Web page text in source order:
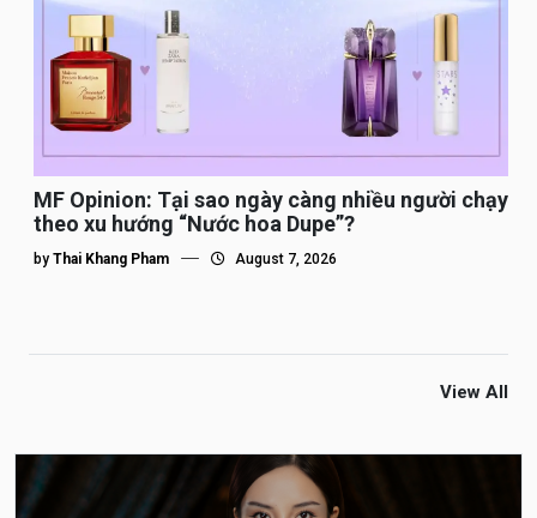
MF Opinion: Tại sao ngày càng nhiều người chạy
theo xu hướng “Nước hoa Dupe”?
by Thai Khang Pham August 7, 2026
View All